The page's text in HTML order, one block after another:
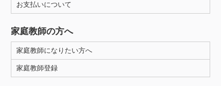
お支払いについて
家庭教師の方へ
家庭教師になりたい方へ
家庭教師登録